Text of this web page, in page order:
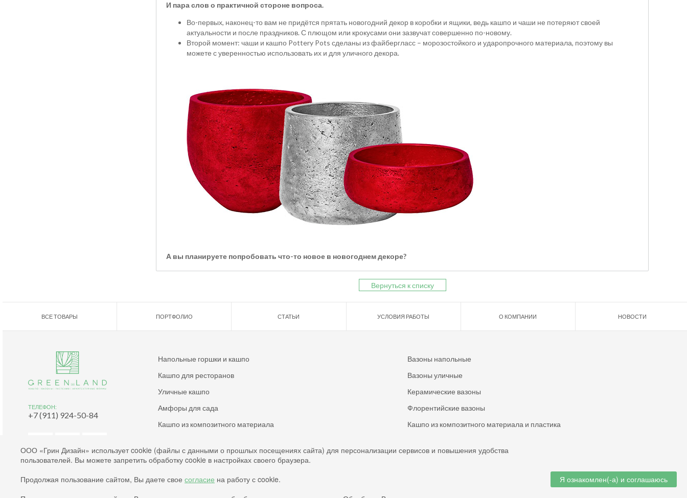
И пара слов о практичной стороне вопроса.
Во-первых, наконец-то вам не придётся прятать новогодний декор в коробки и ящики, ведь кашпо и чаши не потеряют своей
актуальности и после праздников. С плющом или крокусами они зазвучат совершенно по-новому.
Второй момент: чаши и кашпо Pottery Pots сделаны из файбергласс – морозостойкого и ударопрочного материала, поэтому вы
можете с уверенностью использовать их и для уличного декора.
А вы планируете попробовать что-то новое в новогоднем декоре?
Вернуться к списку
ВСЕ ТОВАРЫ ПОРТФОЛИО СТАТЬИ УСЛОВИЯ РАБОТЫ О КОМПАНИИ НОВОСТИ
ТЕЛЕФОН:
+7 (911) 924-50-84
Напольные горшки и кашпо
Вазоны напольные
Кашпо для ресторанов
Вазоны уличные
Уличные кашпо
Керамические вазоны
Амфоры для сада
Флорентийские вазоны
Кашпо из композитного материала
Кашпо из композитного материала и пластика
Согласие на обработку персональных данных
ООО «Грин Дизайн» использует cookie (файлы с данными о прошлых посещениях сайта) для персонализации сервисов и повышения удобства
пользователей. Вы можете запретить обработку cookie в настройках своего браузера.
Продолжая пользование сайтом, Вы даете свое согласие на работу с cookie.
Я ознакомлен(-а) и соглашаюсь